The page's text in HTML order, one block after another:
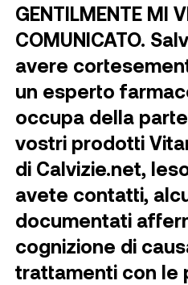
GENTILMENTE MI
COMUNICATO.
avere
un esperto
occupa della
vostri prodotti
di Calvizie.net,
avete contatti,
documentati
cognizione di
trattamenti con le